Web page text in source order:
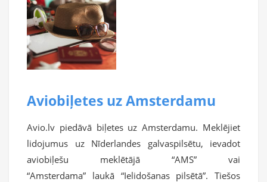
Aviobiļetes uz Amsterdamu
Avio.lv piedāvā biļetes uz Amsterdamu. Meklējiet
lidojumus uz Nīderlandes galvaspilsētu, ievadot
aviobiļešu meklētājā “AMS” vai
“Amsterdama” laukā “Ielidošanas pilsētā”. Tiešos